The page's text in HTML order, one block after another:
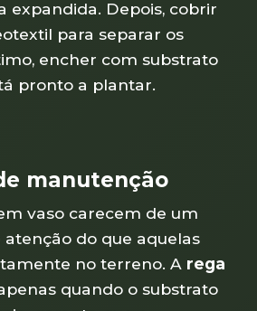
expandida. Depois, cobrir
para separar os
encher com substrato
pronto a plantar.
manutenção
vaso carecem de um
atenção do que aquelas
no terreno. A rega
quando o substrato